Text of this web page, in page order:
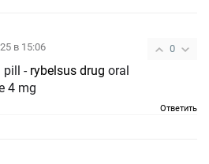
0
в 15:06
pill - rybelsus drug oral
4 mg
Ответить